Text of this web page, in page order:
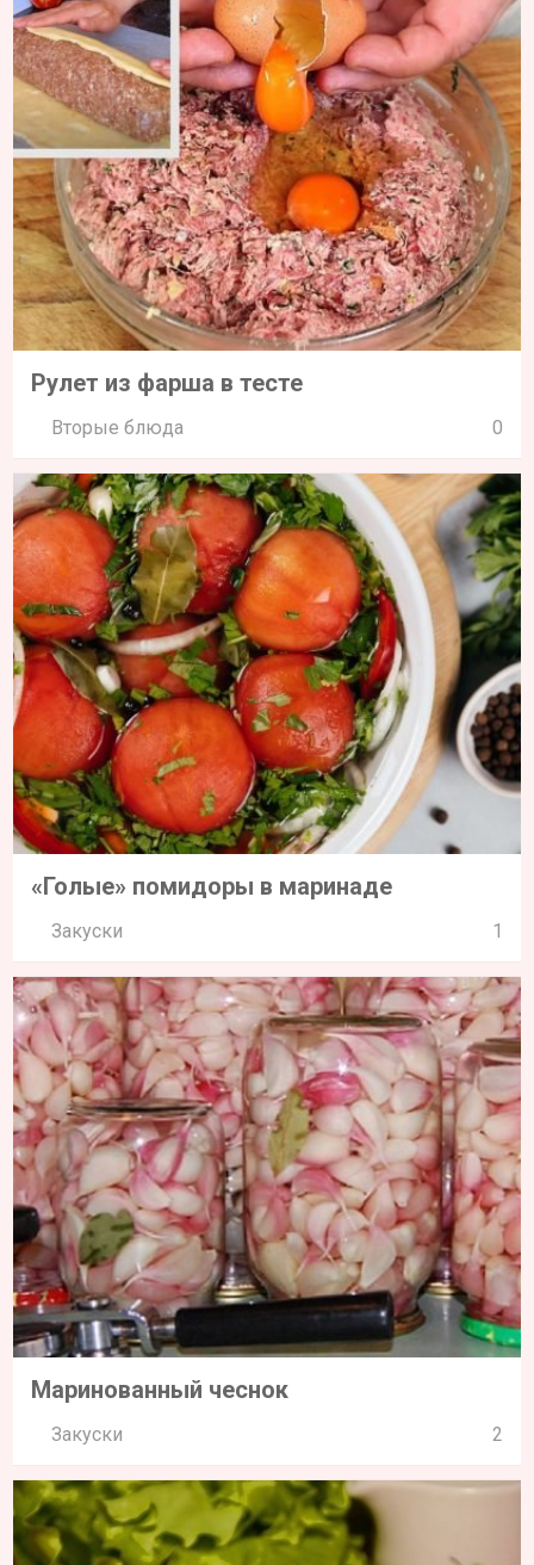
Рулет из фарша в тесте
Вторые блюда 0
«Голые» помидоры в маринаде
Закуски 1
Маринованный чеснок
Закуски 2